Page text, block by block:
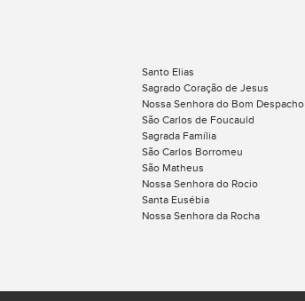
Santo Elias
Sagrado Coração de Jesus
Nossa Senhora do Bom Despacho
São Carlos de Foucauld
Sagrada Família
São Carlos Borromeu
São Matheus
Nossa Senhora do Rocio
Santa Eusébia
Nossa Senhora da Rocha